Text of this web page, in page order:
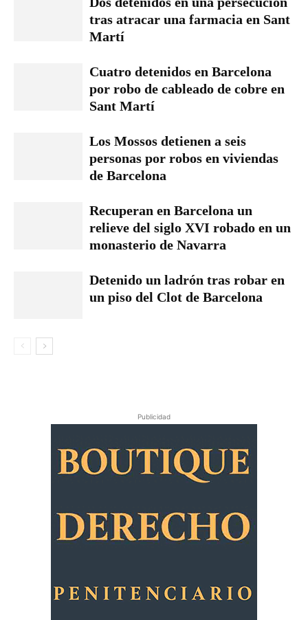
tras atracar una farmacia en Sant
Martí
Cuatro detenidos en Barcelona
por robo de cableado de cobre en
Sant Martí
Los Mossos detienen a seis
personas por robos en viviendas
de Barcelona
Recuperan en Barcelona un
relieve del siglo XVI robado en un
monasterio de Navarra
Detenido un ladrón tras robar en
un piso del Clot de Barcelona
Publicidad